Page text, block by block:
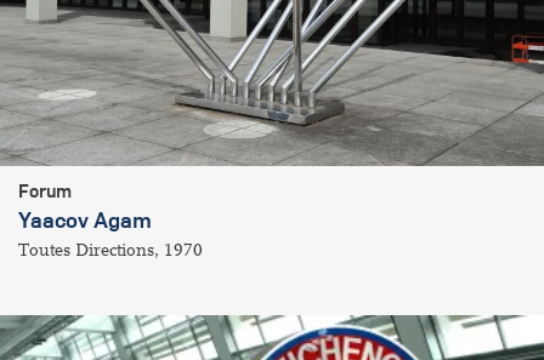
Forum
Yaacov Agam
Toutes Directions, 1970